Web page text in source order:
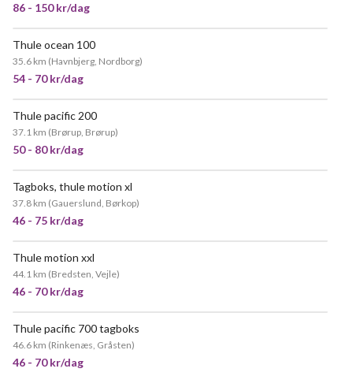
86 - 150 kr/dag
Thule ocean 100
35.6 km (Havnbjerg, Nordborg)
54 - 70 kr/dag
Thule pacific 200
37.1 km (Brørup, Brørup)
50 - 80 kr/dag
Tagboks, thule motion xl
37.8 km (Gauerslund, Børkop)
46 - 75 kr/dag
Thule motion xxl
44.1 km (Bredsten, Vejle)
46 - 70 kr/dag
Thule pacific 700 tagboks
46.6 km (Rinkenæs, Gråsten)
46 - 70 kr/dag